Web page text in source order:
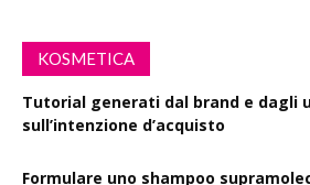
KOSMETICA
Tutorial generati dal brand e dagli
sull’intenzione d’acquisto
Formulare uno shampoo